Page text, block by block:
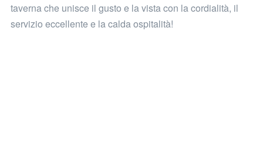
taverna che unisce il gusto e la vista con la cordialità, il
servizio eccellente e la calda ospitalità!